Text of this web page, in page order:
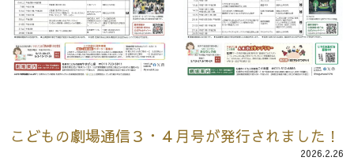
こどもの劇場通信３・４月号が発行されました！
2026.2.26